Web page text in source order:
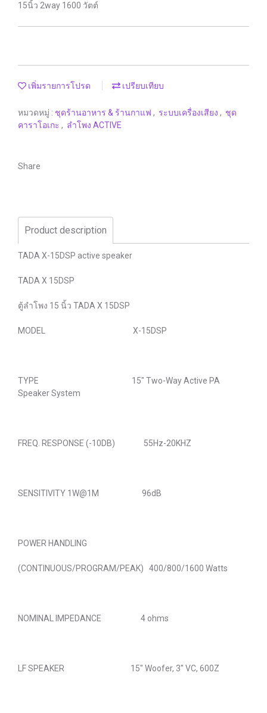
15นิ้ว 2way 1600 วัตต์
เพิ่มรายการโปรด เปรียบเทียบ
หมวดหมู่ : ชุดร้านอาหาร & ร้านกาแฟ , ระบบเครื่องเสียง , ชุด
คาราโอเกะ , ลำโพง ACTIVE
Share
Product description
TADA X-15DSP active speaker
TADA X 15DSP
ตู้ลำโพง 15 นิ้ว TADA X 15DSP
MODEL X-15DSP
TYPE 15" Two-Way Active PA
Speaker System
FREQ. RESPONSE (-10DB) 55Hz-20KHZ
SENSITIVITY 1W@1M 96dB
POWER HANDLING
(CONTINUOUS/PROGRAM/PEAK) 400/800/1600 Watts
NOMINAL IMPEDANCE 4 ohms
LF SPEAKER 15" Woofer, 3" VC, 600Z